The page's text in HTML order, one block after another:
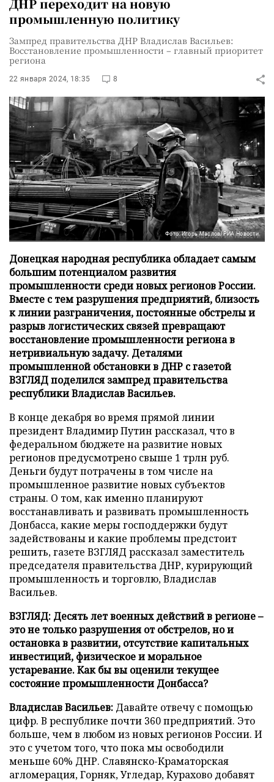
ДНР переходит на новую
промышленную политику
Зампред правительства ДНР Владислав Васильев:
Восстановление промышленности – главный приоритет
региона
22 января 2024, 18:35 8
Фото: Игорь Маслов/РИА Новости
Донецкая народная республика обладает самым
большим потенциалом развития
промышленности среди новых регионов России.
Вместе с тем разрушения предприятий, близость
к линии разграничения, постоянные обстрелы и
разрыв логистических связей превращают
восстановление промышленности региона в
нетривиальную задачу. Деталями
промышленной обстановки в ДНР с газетой
ВЗГЛЯД поделился зампред правительства
республики Владислав Васильев.
В конце декабря во время прямой линии
президент Владимир Путин рассказал, что в
федеральном бюджете на развитие новых
регионов предусмотрено свыше 1 трлн руб.
Деньги будут потрачены в том числе на
промышленное развитие новых субъектов
страны. О том, как именно планируют
восстанавливать и развивать промышленность
Донбасса, какие меры господдержки будут
задействованы и какие проблемы предстоит
решить, газете ВЗГЛЯД рассказал заместитель
председателя правительства ДНР, курирующий
промышленность и торговлю, Владислав
Васильев.
ВЗГЛЯД: Десять лет военных действий в регионе –
это не только разрушения от обстрелов, но и
остановка в развитии, отсутствие капитальных
инвестиций, физическое и моральное
устаревание. Как бы вы оценили текущее
состояние промышленности Донбасса?
Владислав Васильев: Давайте отвечу с помощью
цифр. В республике почти 360 предприятий. Это
больше, чем в любом из новых регионов России. И
это с учетом того, что пока мы освободили
меньше 60% ДНР. Славянско-Краматорская
агломерация, Горняк, Угледар, Курахово добавят